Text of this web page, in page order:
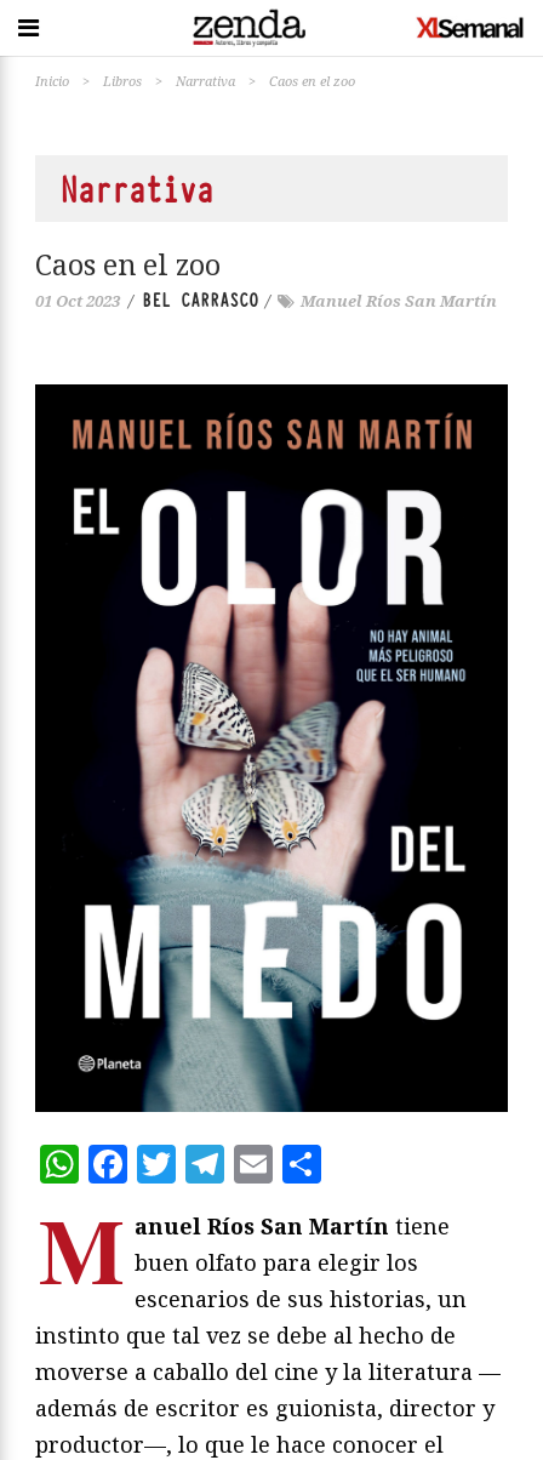
Inicio > Libros > Narrativa > Caos en el zoo
Narrativa
Caos en el zoo
01 Oct 2023 / BEL CARRASCO / Manuel Ríos San Martín
WhatsApp
Facebook
Twitter
Telegram
Email
M anuel Ríos San Martín tiene
buen olfato para elegir los
escenarios de sus historias, un
instinto que tal vez se debe al hecho de
moverse a caballo del cine y la literatura —
además de escritor es guionista, director y
productor—, lo que le hace conocer el